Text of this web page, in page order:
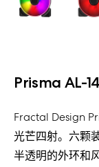
Prisma AL-14
Fractal Design
光芒四射。六颗
半透明的外环和